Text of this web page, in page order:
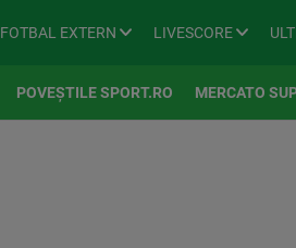
FOTBAL EXTERN LIVESCORE
POVEȘTILE SPORT.RO MERCATO